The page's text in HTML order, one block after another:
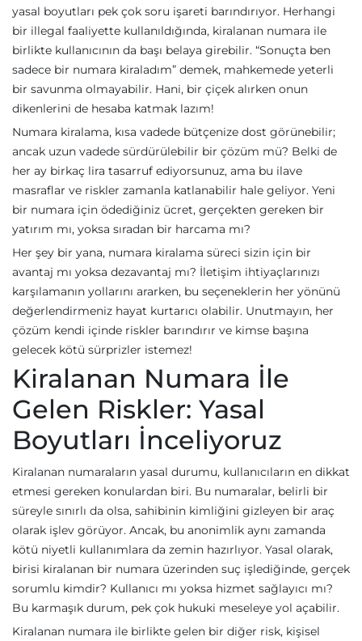
yasal boyutları pek çok soru işareti barındırıyor. Herhangi
bir illegal faaliyette kullanıldığında, kiralanan numara ile
birlikte kullanıcının da başı belaya girebilir. “Sonuçta ben
sadece bir numara kiraladım” demek, mahkemede yeterli
bir savunma olmayabilir. Hani, bir çiçek alırken onun
dikenlerini de hesaba katmak lazım!
Numara kiralama, kısa vadede bütçenize dost görünebilir;
ancak uzun vadede sürdürülebilir bir çözüm mü? Belki de
her ay birkaç lira tasarruf ediyorsunuz, ama bu ilave
masraflar ve riskler zamanla katlanabilir hale geliyor. Yeni
bir numara için ödediğiniz ücret, gerçekten gereken bir
yatırım mı, yoksa sıradan bir harcama mı?
Her şey bir yana, numara kiralama süreci sizin için bir
avantaj mı yoksa dezavantaj mı? İletişim ihtiyaçlarınızı
karşılamanın yollarını ararken, bu seçeneklerin her yönünü
değerlendirmeniz hayat kurtarıcı olabilir. Unutmayın, her
çözüm kendi içinde riskler barındırır ve kimse başına
gelecek kötü sürprizler istemez!
Kiralanan Numara İle
Gelen Riskler: Yasal
Boyutları İnceliyoruz
Kiralanan numaraların yasal durumu, kullanıcıların en dikkat
etmesi gereken konulardan biri. Bu numaralar, belirli bir
süreyle sınırlı da olsa, sahibinin kimliğini gizleyen bir araç
olarak işlev görüyor. Ancak, bu anonimlik aynı zamanda
kötü niyetli kullanımlara da zemin hazırlıyor. Yasal olarak,
birisi kiralanan bir numara üzerinden suç işlediğinde, gerçek
sorumlu kimdir? Kullanıcı mı yoksa hizmet sağlayıcı mı?
Bu karmaşık durum, pek çok hukuki meseleye yol açabilir.
Kiralanan numara ile birlikte gelen bir diğer risk, kişisel